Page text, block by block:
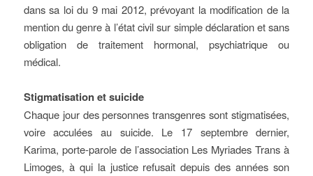
dans sa loi du 9 mai 2012, prévoyant la modification de la
mention du genre à l’état civil sur simple déclaration et sans
obligation de traitement hormonal, psychiatrique ou
médical.
Stigmatisation et suicide
Chaque jour des personnes transgenres sont stigmatisées,
voire acculées au suicide. Le 17 septembre dernier,
Karima, porte-parole de l’association Les Myriades Trans à
Limoges, à qui la justice refusait depuis des années son